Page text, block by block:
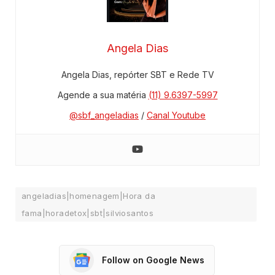
Angela Dias
Angela Dias, repórter SBT e Rede TV
Agende a sua matéria (11) 9.6397-5997
@sbf_angeladias / Canal Youtube
angeladias|homenagem|Hora da
fama|horadetox|sbt|silviosantos
Follow on Google News